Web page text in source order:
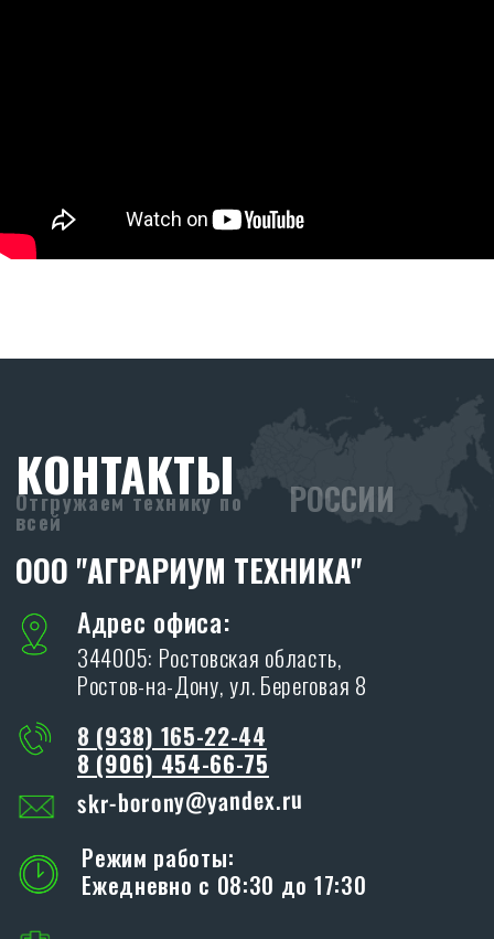
ОСТАВИТЬ ЗАЯВКУ
ПРОИЗВОДСТВОSKR
347706, Ростовская обл., Кагальницкий
район, ст. Кировская, ул. Славы, 17
Я даю согласие на обработку персональных
данных в соответствии сполитикой
ОТПРАВИТЬ